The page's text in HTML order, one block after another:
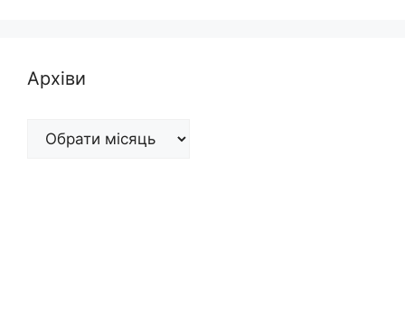
Архіви
Архіви